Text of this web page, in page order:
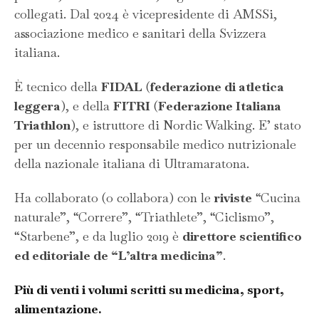
collegati. Dal 2024 è vicepresidente di AMSSi,
associazione medico e sanitari della Svizzera
italiana.
È tecnico della FIDAL (federazione di atletica
leggera), e della FITRI (Federazione Italiana
Triathlon), e istruttore di Nordic Walking. E’ stato
per un decennio responsabile medico nutrizionale
della nazionale italiana di Ultramaratona.
Ha collaborato (o collabora) con leriviste “Cucina
naturale”, “Correre”, “Triathlete”, “Ciclismo”,
“Starbene”, e da luglio 2019 è direttore scientifico
ed editoriale de “L’altra medicina”.
Più di venti i volumi scritti su medicina, sport,
alimentazione.